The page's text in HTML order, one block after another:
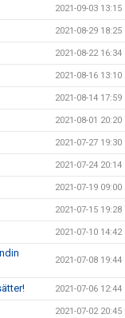
2021-09-03 13:15
2021-08-29 18:25
2021-08-22 16:34
2021-08-16 13:10
2021-08-14 17:59
2021-08-01 20:20
2021-07-27 19:30
2021-07-24 20:14
2021-07-19 09:00
2021-07-15 19:28
2021-07-10 14:42
2021-07-08 19:44
2021-07-06 12:44
2021-07-02 20:45